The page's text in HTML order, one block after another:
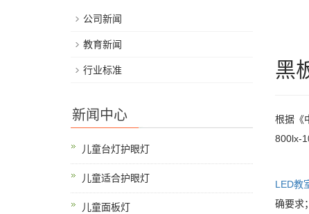
黑
根据《
800lx-
LED教
确要求；
公司新闻
教育新闻
行业标准
新闻中心
儿童台灯护眼灯
儿童适合护眼灯
儿童面板灯